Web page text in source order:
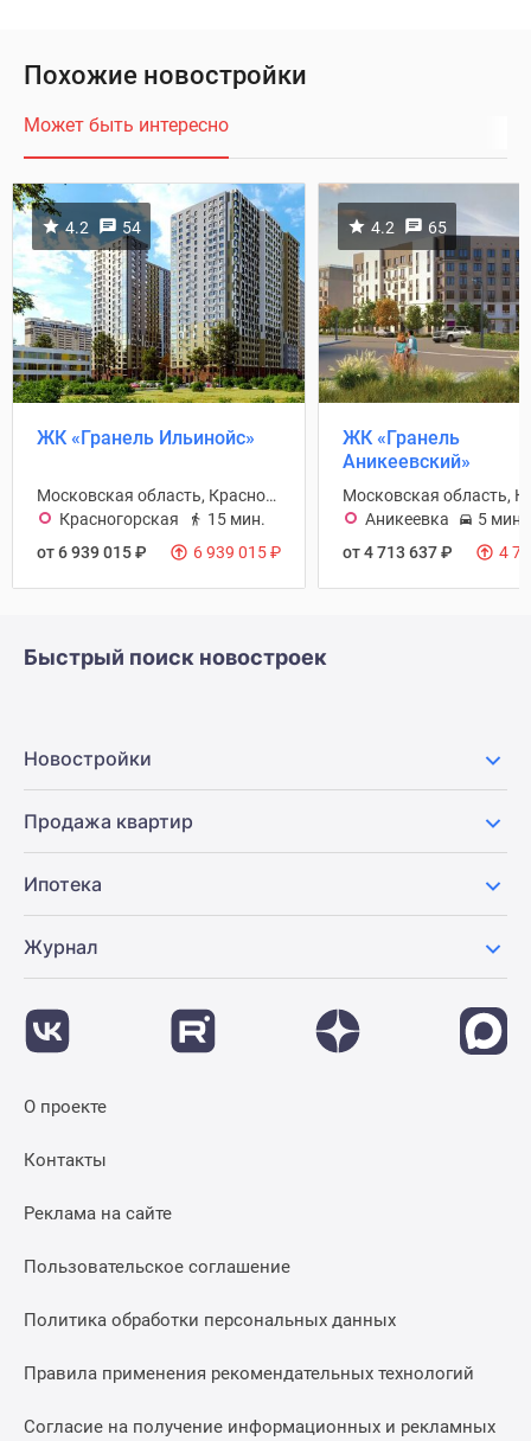
Похожие новостройки
Может быть интересно
4.2 54
ЖК «Гранель Ильинойс»
Московская область, Красногорск городской округ
Красногорская
15 мин.
от 6 939 015₽ 6 939 015₽
4.2 65
ЖК «Гранель
Аникеевский»
Аникеевка
5 мин.
от 4 713 637₽ 4
Быстрый поиск новостроек
Новостройки
Продажа квартир
Ипотека
Журнал
О проекте
Контакты
Реклама на сайте
Пользовательское соглашение
Политика обработки персональных данных
Правила применения рекомендательных технологий
Согласие на получение информационных и рекламных